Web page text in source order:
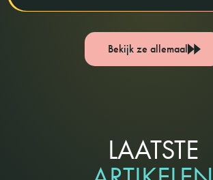
Bekijk ze allemaal
LAATSTE